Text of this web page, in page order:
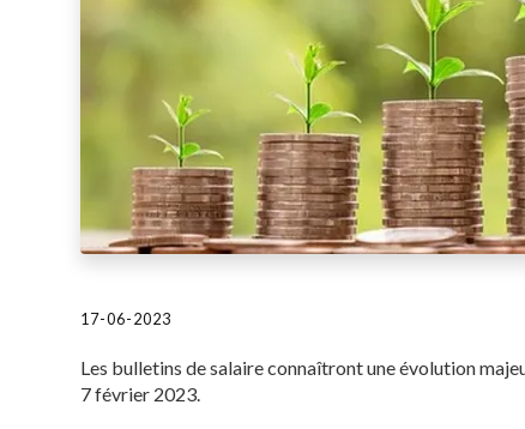
17-06-2023
Les bulletins de salaire connaîtront une évolution
7 février 2023.